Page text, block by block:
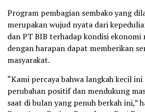
Program pembagian sembako yang
merupakan wujud nyata dari
dan PT BIB terhadap kondisi
dengan harapan dapat memberikan
masyarakat.
“Kami percaya bahwa langkah kecil
perubahan positif dan mendukung
saat di bulan yang penuh berkah ini,”